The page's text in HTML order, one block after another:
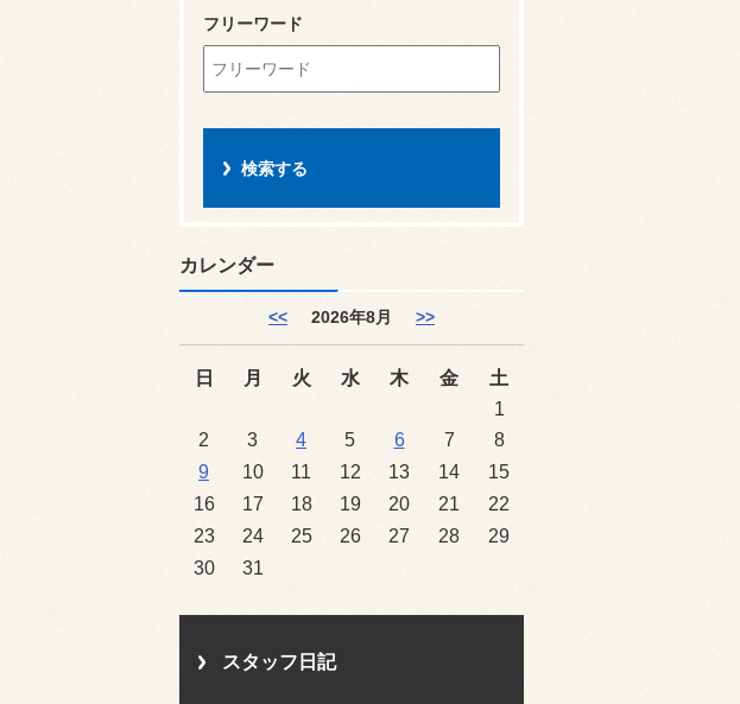
フリーワード
カレンダー
<< 2026年8月 >>
日 月 火 水 木 金
土
1
2
3 4 5 6 7
8
9
10 11 12 13 14
15
16
17 18 19 20 21
22
23
24 25 26 27 28
29
30
31
スタッフ日記